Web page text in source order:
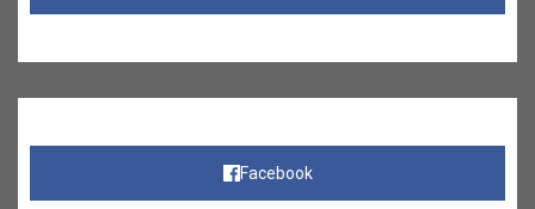
Facebook